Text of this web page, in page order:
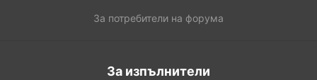
За потребители на форума
За изпълнители